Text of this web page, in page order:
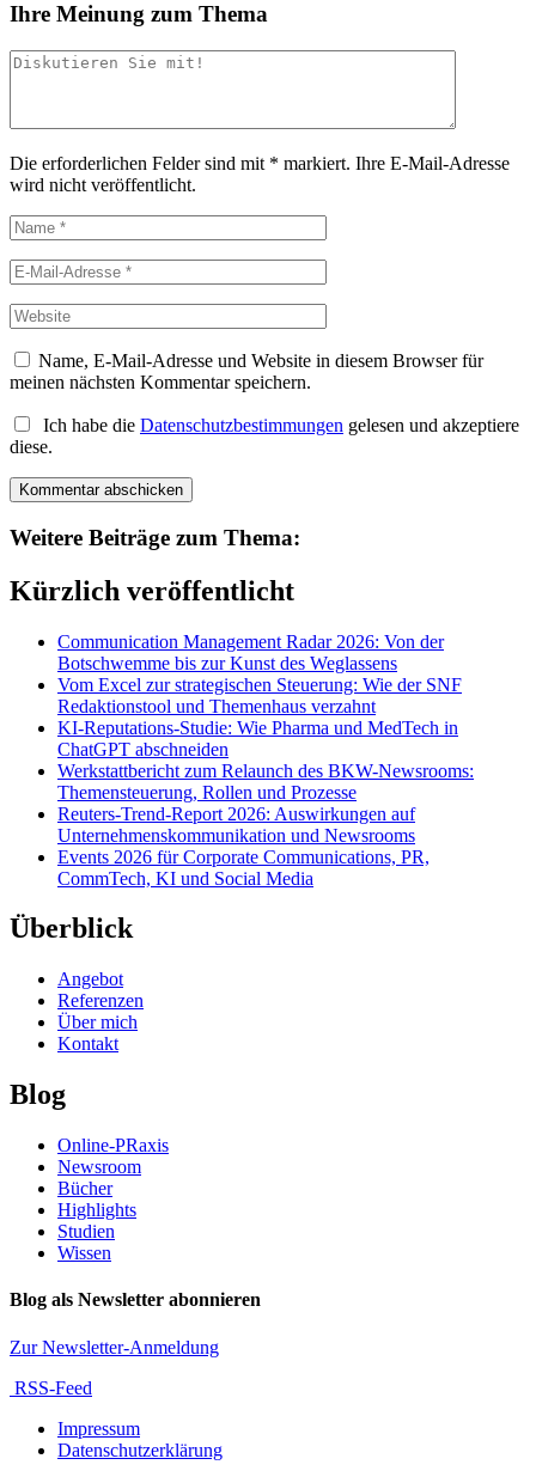
Ihre Meinung zum Thema
Die erforderlichen Felder sind mit * markiert. Ihre E-Mail-Adresse
wird nicht veröffentlicht.
Name, E-Mail-Adresse und Website in diesem Browser für
meinen nächsten Kommentar speichern.
Ich habe die Datenschutzbestimmungen gelesen und akzeptiere
diese.
Weitere Beiträge zum Thema:
Kürzlich veröffentlicht
Communication Management Radar 2026: Von der
Botschwemme bis zur Kunst des Weglassens
Vom Excel zur strategischen Steuerung: Wie der SNF
Redaktionstool und Themenhaus verzahnt
KI-Reputations-Studie: Wie Pharma und MedTech in
ChatGPT abschneiden
Werkstattbericht zum Relaunch des BKW-Newsrooms:
Themensteuerung, Rollen und Prozesse
Reuters-Trend-Report 2026: Auswirkungen auf
Unternehmenskommunikation und Newsrooms
Events 2026 für Corporate Communications, PR,
CommTech, KI und Social Media
Überblick
Angebot
Referenzen
Über mich
Kontakt
Blog
Online-PRaxis
Newsroom
Bücher
Highlights
Studien
Wissen
Blog als Newsletter abonnieren
Zur Newsletter-Anmeldung
RSS-Feed
Impressum
Datenschutzerklärung